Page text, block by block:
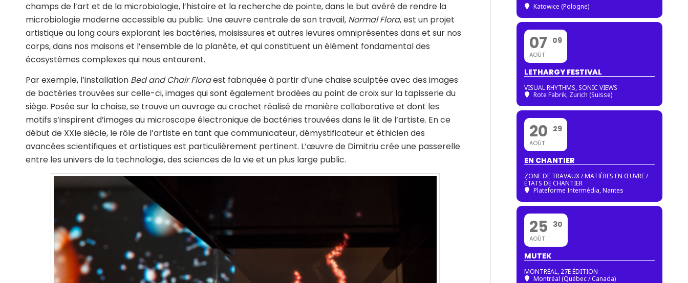
champs de l’art et de la microbiologie, l’histoire et la recherche de pointe, dans le but avéré de rendre la
microbiologie moderne accessible au public. Une œuvre centrale de son travail, Normal Flora, est un projet
artistique au long cours explorant les bactéries, moisissures et autres levures omniprésentes dans et sur nos
corps, dans nos maisons et l’ensemble de la planète, et qui constituent un élément fondamental des
écosystèmes complexes qui nous entourent.
Par exemple, l’installation Bed and Chair Floraest fabriquée à partir d’une chaise sculptée avec des images
de bactéries trouvées sur celle-ci, images qui sont également brodées au point de croix sur la tapisserie du
siège. Posée sur la chaise, se trouve un ouvrage au crochet réalisé de manière collaborative et dont les
motifs s’inspirent d’images au microscope électronique de bactéries trouvées dans le lit de l’artiste. En ce
début de XXIe siècle, le rôle de l’artiste en tant que communicateur, démystificateur et éthicien des
avancées scientifiques et artistiques est particulièrement pertinent. L’œuvre de Dimitriu crée une passerelle
entre les univers de la technologie, des sciences de la vie et un plus large public.
Katowice (Pologne)
07
AOÛT
09
LETHARGY FESTIVAL
VISUAL RHYTHMS, SONIC VIEWS
Rote Fabrik, Zurich (Suisse)
20
AOÛT
29
EN CHANTIER
ZONE DE TRAVAUX / MATIÈRES EN ŒUVRE /
ÉTATS DE CHANTIER
Plateforme Intermédia, Nantes
25
AOÛT
30
MUTEK
MONTRÉAL, 27E ÉDITION
Montréal (Québec / Canada)